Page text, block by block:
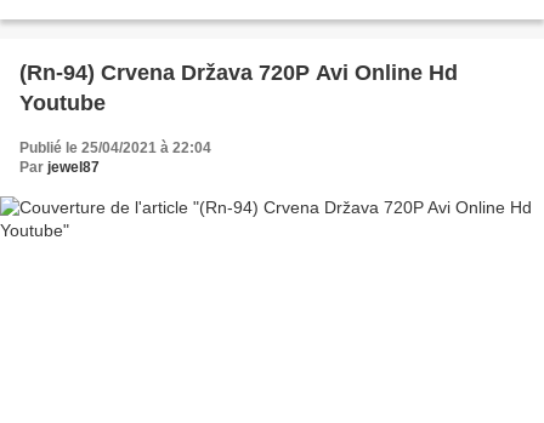
(Rn-94) Crvena Država 720P Avi Online Hd
Youtube
Publié le 25/04/2021 à 22:04
Par jewel87